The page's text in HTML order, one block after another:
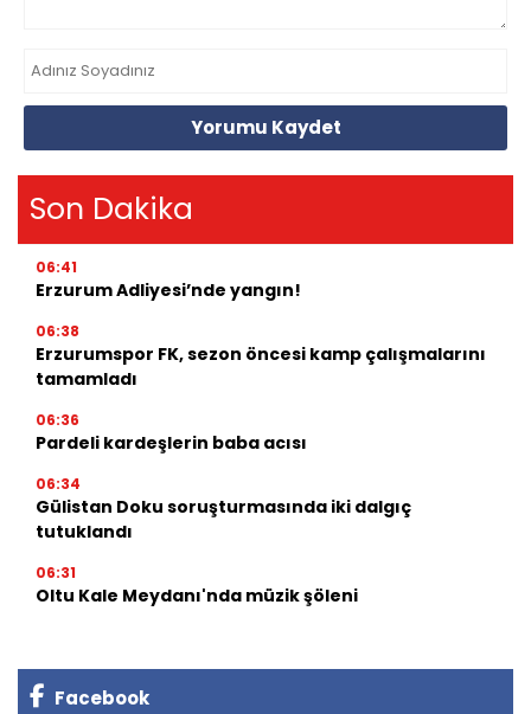
Yorumu Kaydet
Son Dakika
06:41
Erzurum Adliyesi’nde yangın!
06:38
Erzurumspor FK, sezon öncesi kamp çalışmalarını
tamamladı
06:36
Pardeli kardeşlerin baba acısı
06:34
Gülistan Doku soruşturmasında iki dalgıç
tutuklandı
06:31
Oltu Kale Meydanı'nda müzik şöleni
Facebook